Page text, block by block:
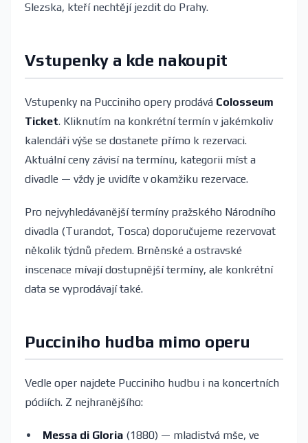
Slezska, kteří nechtějí jezdit do Prahy.
Vstupenky a kde nakoupit
Vstupenky na Pucciniho opery prodává Colosseum
Ticket. Kliknutím na konkrétní termín v jakémkoliv
kalendáři výše se dostanete přímo k rezervaci.
Aktuální ceny závisí na termínu, kategorii míst a
divadle — vždy je uvidíte v okamžiku rezervace.
Pro nejvyhledávanější termíny pražského Národního
divadla (Turandot, Tosca) doporučujeme rezervovat
několik týdnů předem. Brněnské a ostravské
inscenace mívají dostupnější termíny, ale konkrétní
data se vyprodávají také.
Pucciniho hudba mimo operu
Vedle oper najdete Pucciniho hudbu i na koncertních
pódiích. Z nejhranějšího:
Messa di Gloria (1880) — mladistvá mše, ve